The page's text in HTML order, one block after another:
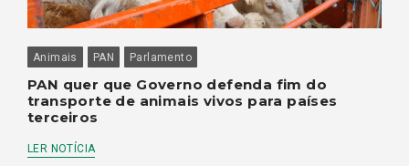
Animais PAN Parlamento
PAN quer que Governo defenda fim do
transporte de animais vivos para países
terceiros
LER NOTÍCIA